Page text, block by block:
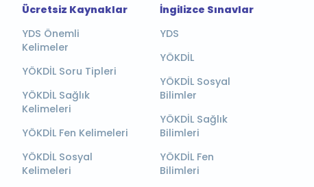
Ücretsiz Kaynaklar
YDS Önemli
Kelimeler
YÖKDİL Soru Tipleri
YÖKDİL Sağlık
Kelimeleri
YÖKDİL Fen Kelimeleri
YÖKDİL Sosyal
Kelimeleri
İngilizce Sınavlar
YDS
YÖKDİL
YÖKDİL Sosyal
Bilimler
YÖKDİL Sağlık
Bilimleri
YÖKDİL Fen
Bilimleri